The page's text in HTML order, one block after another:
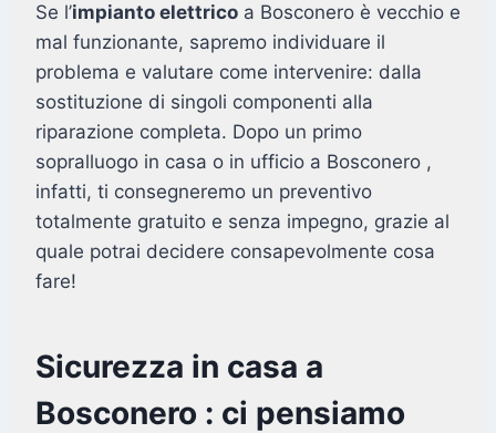
Se l’impianto elettrico a Bosconero è vecchio e
mal funzionante, sapremo individuare il
problema e valutare come intervenire: dalla
sostituzione di singoli componenti alla
riparazione completa. Dopo un primo
sopralluogo in casa o in ufficio a Bosconero ,
infatti, ti consegneremo un preventivo
totalmente gratuito e senza impegno, grazie al
quale potrai decidere consapevolmente cosa
fare!
Sicurezza in casa a
Bosconero : ci pensiamo